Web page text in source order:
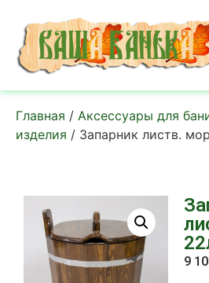
Главная / Аксессуары для
изделия / Запарник листв.
9